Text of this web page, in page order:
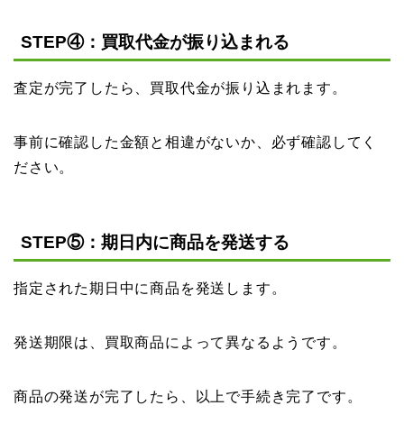
STEP④：買取代金が振り込まれる
査定が完了したら、買取代金が振り込まれます。
事前に確認した金額と相違がないか、必ず確認してく
ださい。
STEP⑤：期日内に商品を発送する
指定された期日中に商品を発送します。
発送期限は、買取商品によって異なるようです。
商品の発送が完了したら、以上で手続き完了です。